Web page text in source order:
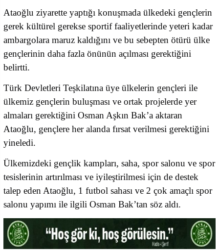
Ataoğlu ziyarette yaptığı konuşmada ülkedeki gençlerin
gerek kültürel gerekse sportif faaliyetlerinde yeteri kadar
ambargolara maruz kaldığını ve bu sebepten ötürü ülke
gençlerinin daha fazla önünün açılması gerektiğini
belirtti.
Türk Devletleri Teşkilatına üye ülkelerin gençleri ile
ülkemiz gençlerin buluşması ve ortak projelerde yer
almaları gerektiğini Osman Aşkın Bak’a aktaran
Ataoğlu, gençlere her alanda fırsat verilmesi gerektiğini
yineledi.
Ülkemizdeki gençlik kampları, saha, spor salonu ve spor
tesislerinin artırılması ve iyileştirilmesi için de destek
talep eden Ataoğlu, 1 futbol sahası ve 2 çok amaçlı spor
salonu yapımı ile ilgili Osman Bak’tan söz aldı.